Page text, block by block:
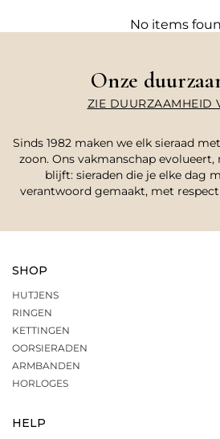
No items
Onze
ZIE DUURZAAMHEID
Sinds 1982 maken we elk sieraad
zoon. Ons vakmanschap
blijft: sieraden die je elke dag
verantwoord gemaakt, met
SHOP
HUTJENS
RINGEN
KETTINGEN
OORSIERADEN
ARMBANDEN
HORLOGES
HELP